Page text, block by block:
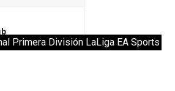
Primera División LaLiga EA Sports